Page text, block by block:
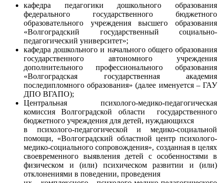
кафедра педагогики дошкольного образования
федерального государственного бюджетного
образовательного учреждения высшего образования
«Волгоградский государственный социально-
педагогический университет»;
кафедра дошкольного и начального общего образования
государственного автономного учреждения
дополнительного профессионального образования
«Волгоградская государственная академия
последипломного образования» (далее именуется – ГАУ
ДПО ВГАПО);
Центральная психолого-медико-педагогическая
комиссия Волгоградской области государственного
бюджетного учреждения для детей, нуждающихся
в психолого-педагогической и медико-социальной
помощи, «Волгоградский областной центр психолого-
медико-социального сопровождения», созданная в целях
своевременного выявления детей с особенностями в
физическом и (или) психическом развитии и (или)
отклонениями в поведении, проведения